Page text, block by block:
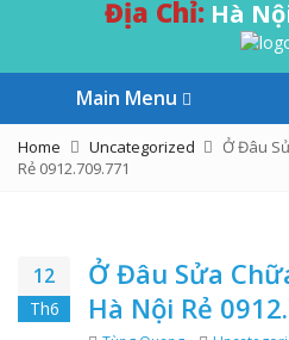
Địa Chỉ:Hà
Main Menu
Home Uncategorized
Ở Đâu
Rẻ 0912.709.771
12
Th6
Ở Đâu Sửa
Hà Nội Rẻ